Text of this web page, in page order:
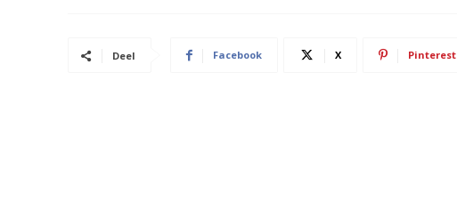
Deel Facebook X Pinterest